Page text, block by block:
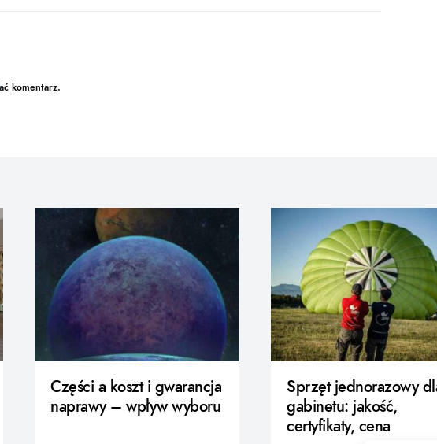
komentarz.
Części a koszt i gwarancja
naprawy – wpływ wyboru
Sprzęt jednorazowy
gabinetu: jakość,
certyfikaty, cena